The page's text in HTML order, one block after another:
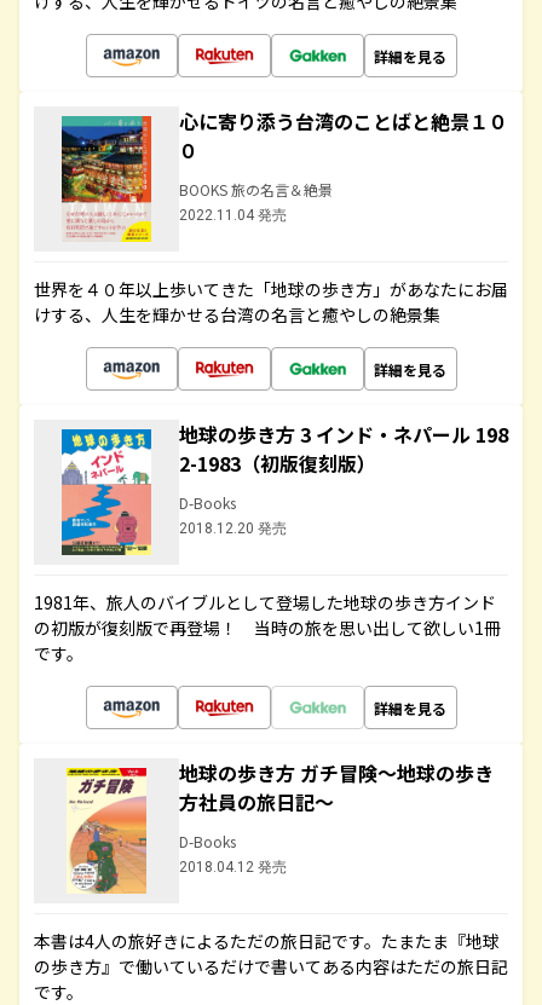
詳細を見る
心に寄り添う台湾のことばと絶景１０
０
BOOKS 旅の名言＆絶景
2022.11.04 発売
世界を４０年以上歩いてきた「地球の歩き方」があなたにお届
けする、人生を輝かせる台湾の名言と癒やしの絶景集
詳細を見る
地球の歩き方 3 インド・ネパール 198
2-1983（初版復刻版）
D-Books
2018.12.20 発売
1981年、旅人のバイブルとして登場した地球の歩き方インド
の初版が復刻版で再登場！ 当時の旅を思い出して欲しい1冊
です。
詳細を見る
地球の歩き方 ガチ冒険～地球の歩き
方社員の旅日記～
D-Books
2018.04.12 発売
本書は4人の旅好きによるただの旅日記です。たまたま『地球
の歩き方』で働いているだけで書いてある内容はただの旅日記
です。